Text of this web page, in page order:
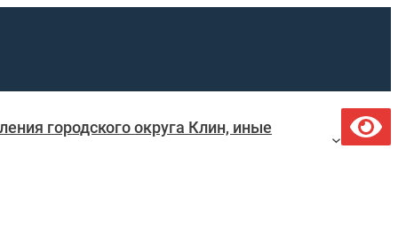
городского округа Клин, иные